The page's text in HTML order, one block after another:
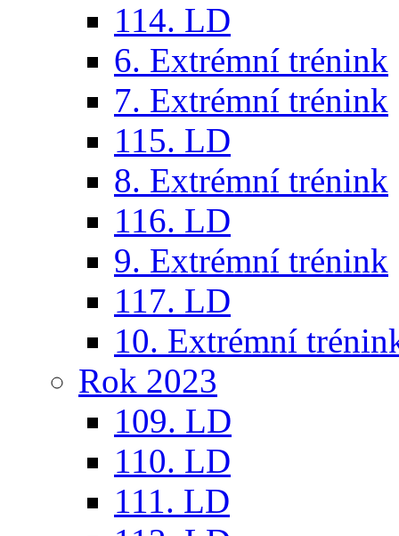
114. LD
6. Extrémní trénink
7. Extrémní trénink
115. LD
8. Extrémní trénink
116. LD
9. Extrémní trénink
117. LD
10. Extrémní
Rok 2023
109. LD
110. LD
111. LD